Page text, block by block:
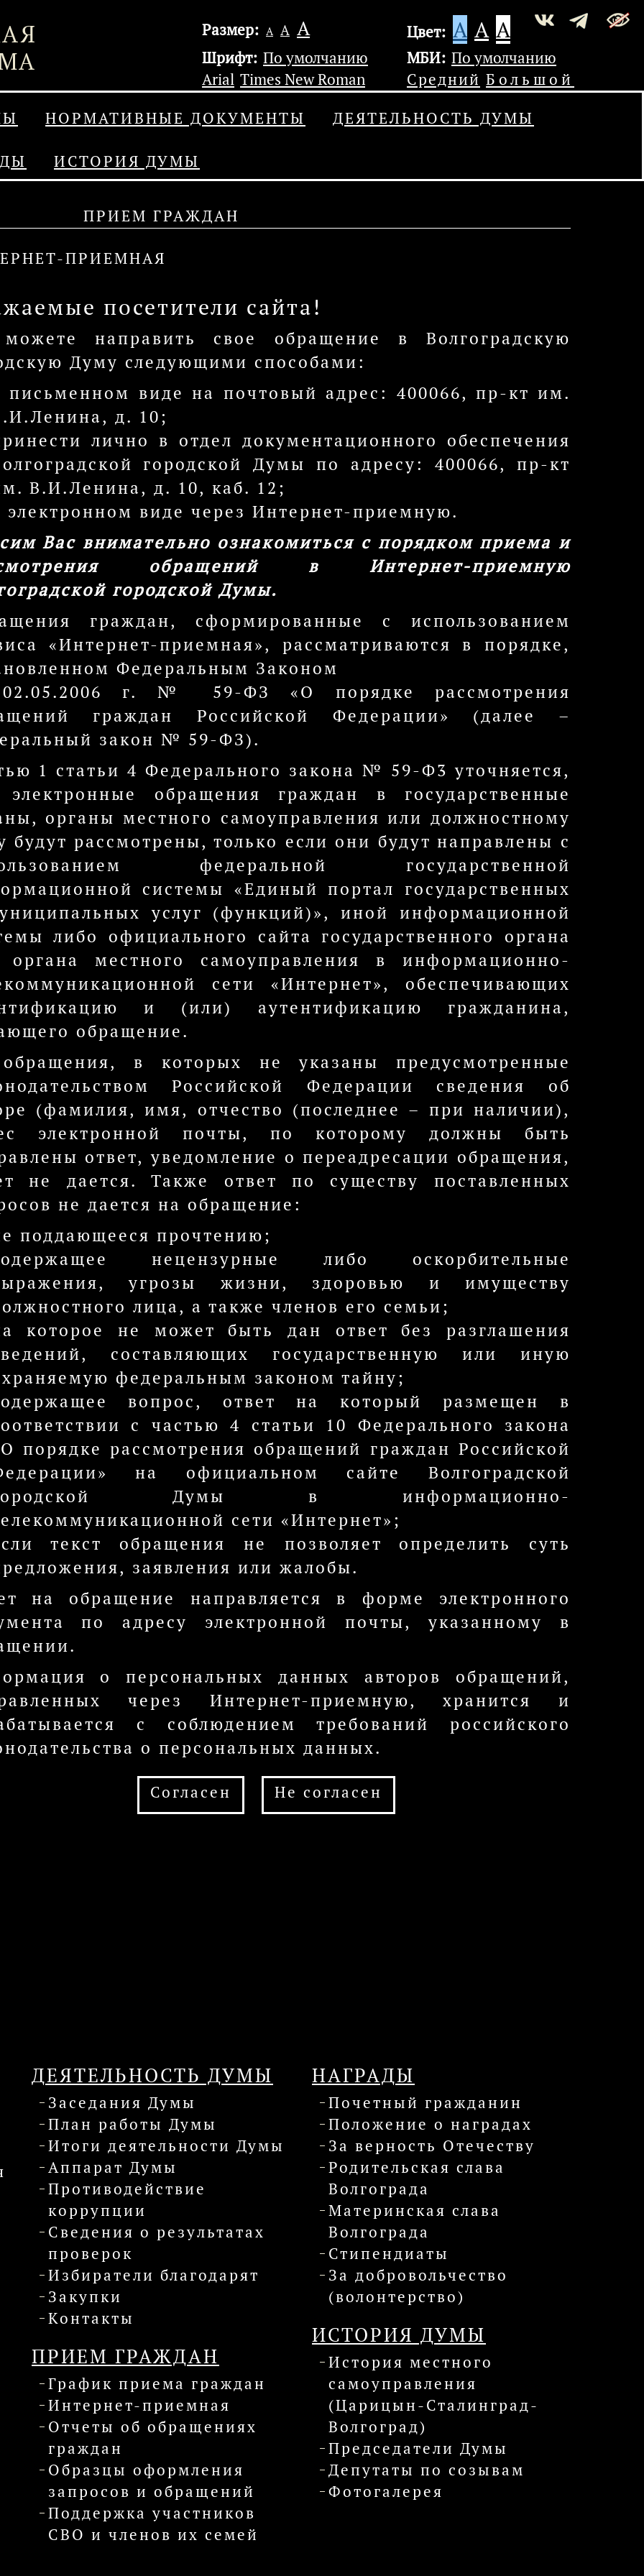
Размер: А А А Цвет: A A A
Шрифт: По умолчанию
Arial Times New Roman
МБИ: По умолчанию
Средний Большой
НОРМАТИВНЫЕ ДОКУМЕНТЫ ДЕЯТЕЛЬНОСТЬ ДУМЫ
ИСТОРИЯ ДУМЫ
ПРИЕМ ГРАЖДАН
ПРИЕМНАЯ
посетители сайта!
направить свое обращение в Волгоградскую
Думу следующими способами:
письменном виде на почтовый адрес: 400066, пр-кт им.
д. 10;
лично в отдел документационного обеспечения
городской Думы по адресу: 400066, пр-кт
В.И.Ленина, д. 10, каб. 12;
электронном виде через Интернет-приемную.
Вас внимательно ознакомиться с порядком приема и
обращений в Интернет-приемную
городской Думы.
граждан, сформированные с использованием
«Интернет-приемная», рассматриваются в порядке,
Федеральным Законом
г. № 59-ФЗ «О порядке рассмотрения
граждан Российской Федерации» (далее –
закон № 59-ФЗ).
1 статьи 4 Федерального закона № 59-Ф3 уточняется,
электронные обращения граждан в государственные
органы местного самоуправления или должностному
будут рассмотрены, только если они будут направлены с
федеральной государственной
системы «Единый портал государственных
услуг (функций)», иной информационной
либо официального сайта государственного органа
органа местного самоуправления в информационно-
сети «Интернет», обеспечивающих
и (или) аутентификацию гражданина,
обращение.
в которых не указаны предусмотренные
Российской Федерации сведения об
(фамилия, имя, отчество (последнее – при наличии),
электронной почты, по которому должны быть
ответ, уведомление о переадресации обращения,
не дается. Также ответ по существу поставленных
не дается на обращение:
поддающееся прочтению;
нецензурные либо оскорбительные
угрозы жизни, здоровью и имуществу
лица, а также членов его семьи;
которое не может быть дан ответ без разглашения
составляющих государственную или иную
федеральным законом тайну;
вопрос, ответ на который размещен в
с частью 4 статьи 10 Федерального закона
порядке рассмотрения обращений граждан Российской
на официальном сайте Волгоградской
Думы в информационно-
сети «Интернет»;
текст обращения не позволяет определить суть
заявления или жалобы.
на обращение направляется в форме электронного
по адресу электронной почты, указанному в
о персональных данных авторов обращений,
через Интернет-приемную, хранится и
с соблюдением требований российского
о персональных данных.
Согласен Не согласен
ДЕЯТЕЛЬНОСТЬ ДУМЫ
Заседания Думы
План работы Думы
Итоги деятельности Думы
Аппарат Думы
Противодействие
коррупции
Сведения о результатах
проверок
Избиратели благодарят
Закупки
Контакты
ПРИЕМ ГРАЖДАН
График приема граждан
Интернет-приемная
Отчеты об обращениях
граждан
Образцы оформления
запросов и обращений
Поддержка участников
СВО и членов их семей
НАГРАДЫ
Почетный гражданин
Положение о наградах
За верность Отечеству
Родительская слава
Волгограда
Материнская слава
Волгограда
Стипендиаты
За добровольчество
(волонтерство)
ИСТОРИЯ ДУМЫ
История местного
самоуправления
(Царицын-Сталинград-
Волгоград)
Председатели Думы
Депутаты по созывам
Фотогалерея